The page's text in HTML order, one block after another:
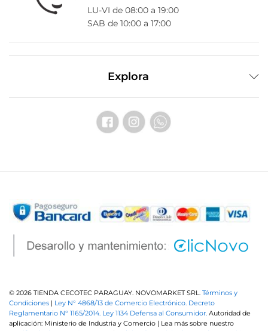
LU-VI de 08:00 a 19:00
SAB de 10:00 a 17:00
Explora
© 2026 TIENDA CECOTEC PARAGUAY. NOVOMARKET SRL. Términos y
Condiciones | Ley N° 4868/13 de Comercio Electrónico. Decreto
Reglamentario N° 1165/2014. Ley 1134 Defensa al Consumidor. Autoridad de
aplicación: Ministerio de Industria y Comercio | Lea más sobre nuestro